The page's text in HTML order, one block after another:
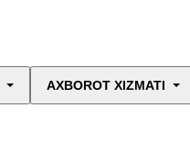
AXBOROT XIZMATI